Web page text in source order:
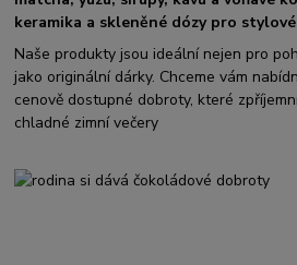
keramika a skleněné dózy pro
Naše produkty jsou ideální nejen pro
jako originální dárky. Chceme vám
cenově dostupné dobroty, které
chladné zimní večery